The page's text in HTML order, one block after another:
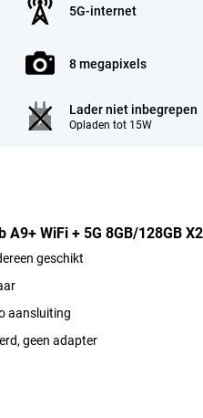
5G-internet
8 megapixels
Lader niet inbegrepen
Opladen tot 15W
WiFi + 5G 8GB/128GB
geschikt
aansluiting
geen adapter